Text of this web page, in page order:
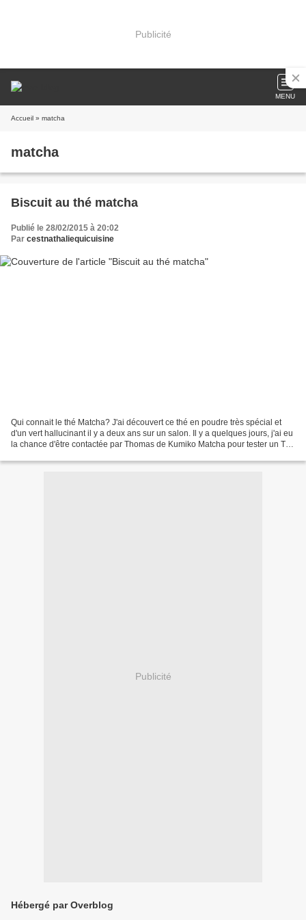
Publicité
MENU
Accueil » matcha
matcha
Biscuit au thé matcha
Publié le 28/02/2015 à 20:02
Par cestnathaliequicuisine
Qui connait le thé Matcha? J'ai découvert ce thé en poudre très spécial et
d'un vert hallucinant il y a deux ans sur un salon. Il y a quelques jours, j'ai eu
la chance d'être contactée par Thomas de Kumiko Matcha pour tester un Thé
Publicité
Hébergé par Overblog